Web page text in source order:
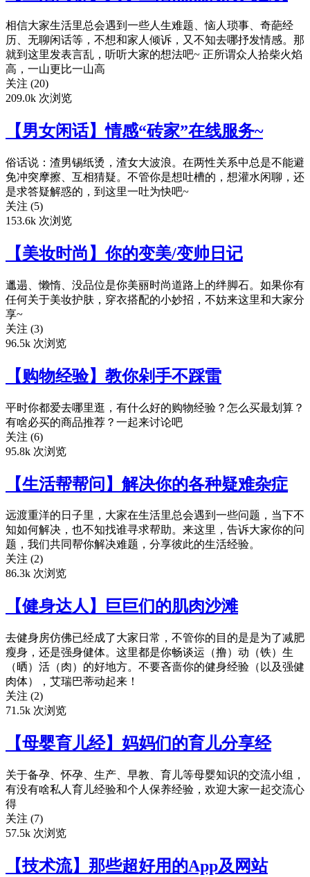
相信大家生活里总会遇到一些人生难题、恼人琐事、奇葩经
历、无聊闲话等，不想和家人倾诉，又不知去哪抒发情感。那
就到这里发表言乱，听听大家的想法吧~ 正所谓众人拾柴火焰
高，一山更比一山高
关注 (20)
209.0k 次浏览
【男女闲话】情感“砖家”在线服务~
俗话说：渣男锡纸烫，渣女大波浪。在两性关系中总是不能避
免冲突摩擦、互相猜疑。不管你是想吐槽的，想灌水闲聊，还
是求答疑解惑的，到这里一吐为快吧~
关注 (5)
153.6k 次浏览
【美妆时尚】你的变美/变帅日记
邋遢、懒惰、没品位是你美丽时尚道路上的绊脚石。如果你有
任何关于美妆护肤，穿衣搭配的小妙招，不妨来这里和大家分
享~
关注 (3)
96.5k 次浏览
【购物经验】教你剁手不踩雷
平时你都爱去哪里逛，有什么好的购物经验？怎么买最划算？
有啥必买的商品推荐？一起来讨论吧
关注 (6)
95.8k 次浏览
【生活帮帮问】解决你的各种疑难杂症
远渡重洋的日子里，大家在生活里总会遇到一些问题，当下不
知如何解决，也不知找谁寻求帮助。来这里，告诉大家你的问
题，我们共同帮你解决难题，分享彼此的生活经验。
关注 (2)
86.3k 次浏览
【健身达人】巨巨们的肌肉沙滩
去健身房仿佛已经成了大家日常，不管你的目的是是为了减肥
瘦身，还是强身健体。这里都是你畅谈运（撸）动（铁）生
（晒）活（肉）的好地方。不要吝啬你的健身经验（以及强健
肉体），艾瑞巴蒂动起来！
关注 (2)
71.5k 次浏览
【母婴育儿经】妈妈们的育儿分享经
关于备孕、怀孕、生产、早教、育儿等母婴知识的交流小组，
有没有啥私人育儿经验和个人保养经验，欢迎大家一起交流心
得
关注 (7)
57.5k 次浏览
【技术流】那些超好用的App及网站